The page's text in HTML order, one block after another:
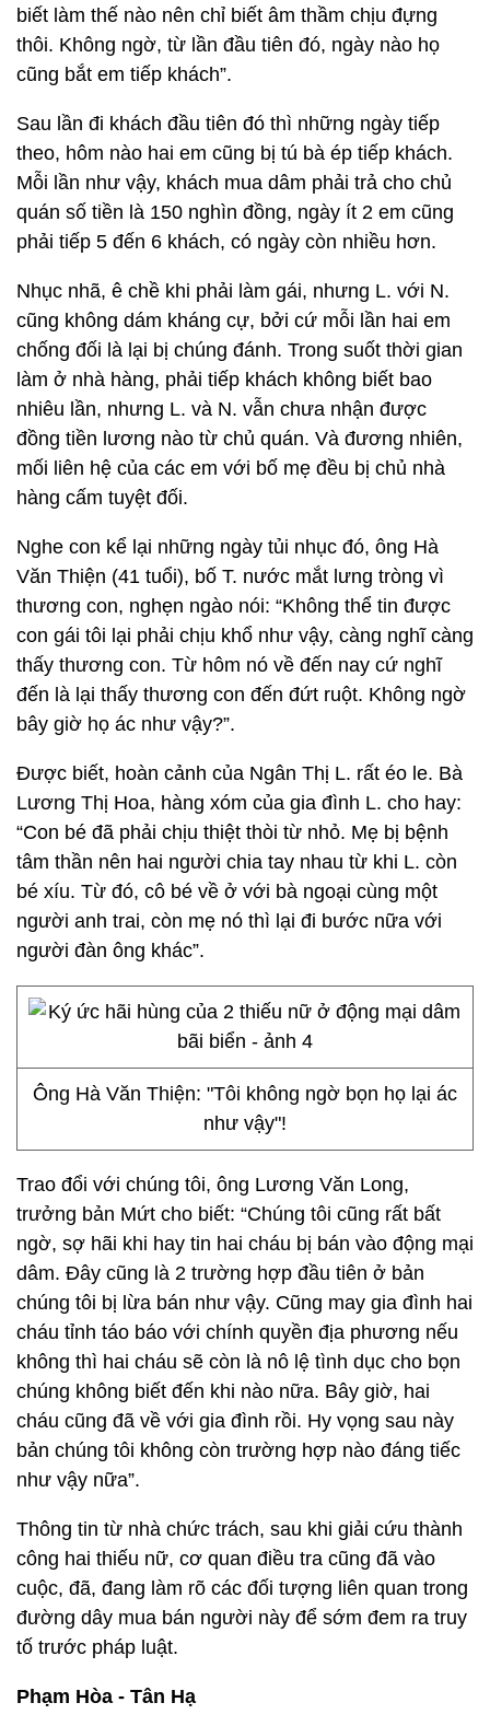
biết làm thế nào nên chỉ biết âm thầm chịu đựng
thôi. Không ngờ, từ lần đầu tiên đó, ngày nào họ
cũng bắt em tiếp khách”.
Sau lần đi khách đầu tiên đó thì những ngày tiếp
theo, hôm nào hai em cũng bị tú bà ép tiếp khách.
Mỗi lần như vậy, khách mua dâm phải trả cho chủ
quán số tiền là 150 nghìn đồng, ngày ít 2 em cũng
phải tiếp 5 đến 6 khách, có ngày còn nhiều hơn.
Nhục nhã, ê chề khi phải làm gái, nhưng L. với N.
cũng không dám kháng cự, bởi cứ mỗi lần hai em
chống đối là lại bị chúng đánh. Trong suốt thời gian
làm ở nhà hàng, phải tiếp khách không biết bao
nhiêu lần, nhưng L. và N. vẫn chưa nhận được
đồng tiền lương nào từ chủ quán. Và đương nhiên,
mối liên hệ của các em với bố mẹ đều bị chủ nhà
hàng cấm tuyệt đối.
Nghe con kể lại những ngày tủi nhục đó, ông Hà
Văn Thiện (41 tuổi), bố T. nước mắt lưng tròng vì
thương con, nghẹn ngào nói: “Không thể tin được
con gái tôi lại phải chịu khổ như vậy, càng nghĩ càng
thấy thương con. Từ hôm nó về đến nay cứ nghĩ
đến là lại thấy thương con đến đứt ruột. Không ngờ
bây giờ họ ác như vậy?”.
Được biết, hoàn cảnh của Ngân Thị L. rất éo le. Bà
Lương Thị Hoa, hàng xóm của gia đình L. cho hay:
“Con bé đã phải chịu thiệt thòi từ nhỏ. Mẹ bị bệnh
tâm thần nên hai người chia tay nhau từ khi L. còn
bé xíu. Từ đó, cô bé về ở với bà ngoại cùng một
người anh trai, còn mẹ nó thì lại đi bước nữa với
người đàn ông khác”.
Ông Hà Văn Thiện: "Tôi không ngờ bọn họ lại ác
như vậy"!
Trao đổi với chúng tôi, ông Lương Văn Long,
trưởng bản Mứt cho biết: “Chúng tôi cũng rất bất
ngờ, sợ hãi khi hay tin hai cháu bị bán vào động mại
dâm. Đây cũng là 2 trường hợp đầu tiên ở bản
chúng tôi bị lừa bán như vậy. Cũng may gia đình hai
cháu tỉnh táo báo với chính quyền địa phương nếu
không thì hai cháu sẽ còn là nô lệ tình dục cho bọn
chúng không biết đến khi nào nữa. Bây giờ, hai
cháu cũng đã về với gia đình rồi. Hy vọng sau này
bản chúng tôi không còn trường hợp nào đáng tiếc
như vậy nữa”.
Thông tin từ nhà chức trách, sau khi giải cứu thành
công hai thiếu nữ, cơ quan điều tra cũng đã vào
cuộc, đã, đang làm rõ các đối tượng liên quan trong
đường dây mua bán người này để sớm đem ra truy
tố trước pháp luật.
Phạm Hòa - Tân Hạ